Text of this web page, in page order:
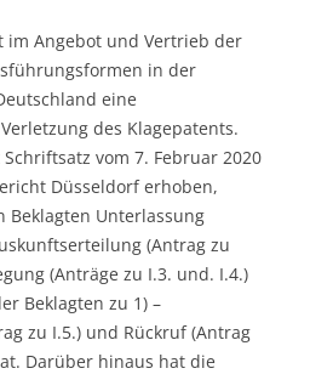
im Angebot und Vertrieb der
in der
eine
des Klagepatents.
vom 7. Februar 2020
Düsseldorf erhoben,
Beklagten Unterlassung
(Antrag zu
(Anträge zu I.3. und. I.4.)
Beklagten zu 1) –
zu I.5.) und Rückruf (Antrag
Darüber hinaus hat die